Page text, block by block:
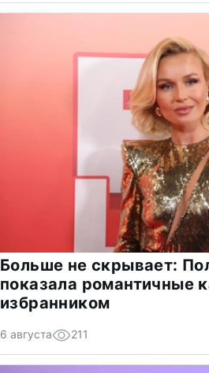
Больше не скрывает:
показала романтичные
избранником
6 августа 211